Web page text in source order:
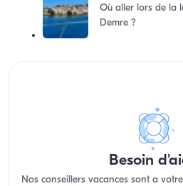
Où aller lors de la
Demre ?
Besoin
Nos conseillers vacances sont a